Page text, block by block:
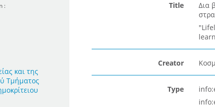
:
και της
Τμήματος
Title
Δια
Creator
Type